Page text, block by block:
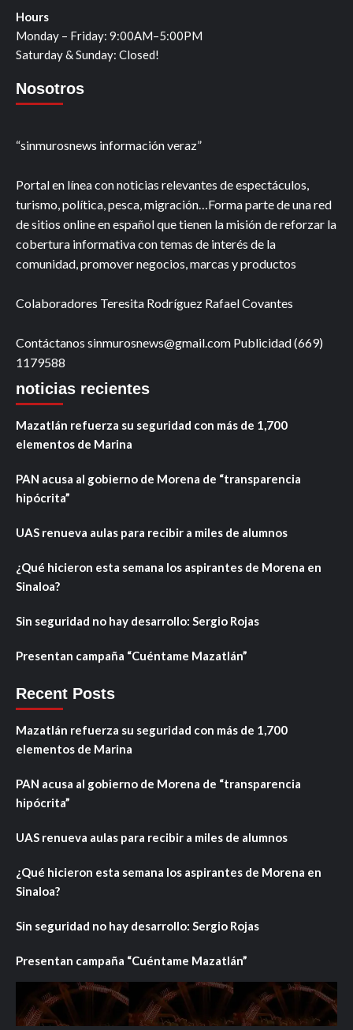
Hours
Monday – Friday: 9:00AM–5:00PM
Saturday & Sunday: Closed!
Nosotros
“sinmurosnews información veraz”
Portal en línea con noticias relevantes de espectáculos,
turismo, política, pesca, migración…Forma parte de una red
de sitios online en español que tienen la misión de reforzar la
cobertura informativa con temas de interés de la
comunidad, promover negocios, marcas y productos
Colaboradores Teresita Rodríguez Rafael Covantes
Contáctanos sinmurosnews@gmail.com Publicidad (669)
1179588
noticias recientes
Mazatlán refuerza su seguridad con más de 1,700
elementos de Marina
PAN acusa al gobierno de Morena de “transparencia
hipócrita”
UAS renueva aulas para recibir a miles de alumnos
¿Qué hicieron esta semana los aspirantes de Morena en
Sinaloa?
Sin seguridad no hay desarrollo: Sergio Rojas
Presentan campaña “Cuéntame Mazatlán”
Recent Posts
Mazatlán refuerza su seguridad con más de 1,700
elementos de Marina
PAN acusa al gobierno de Morena de “transparencia
hipócrita”
UAS renueva aulas para recibir a miles de alumnos
¿Qué hicieron esta semana los aspirantes de Morena en
Sinaloa?
Sin seguridad no hay desarrollo: Sergio Rojas
Presentan campaña “Cuéntame Mazatlán”